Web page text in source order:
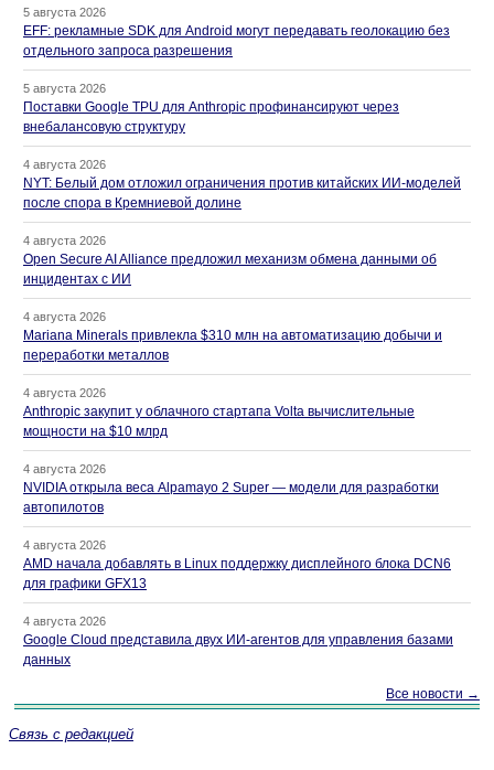
5 августа 2026
EFF: рекламные SDK для Android могут передавать геолокацию без
отдельного запроса разрешения
5 августа 2026
Поставки Google TPU для Anthropic профинансируют через
внебалансовую структуру
4 августа 2026
NYT: Белый дом отложил ограничения против китайских ИИ-моделей
после спора в Кремниевой долине
4 августа 2026
Open Secure AI Alliance предложил механизм обмена данными об
инцидентах с ИИ
4 августа 2026
Mariana Minerals привлекла $310 млн на автоматизацию добычи и
переработки металлов
4 августа 2026
Anthropic закупит у облачного стартапа Volta вычислительные
мощности на $10 млрд
4 августа 2026
NVIDIA открыла веса Alpamayo 2 Super — модели для разработки
автопилотов
4 августа 2026
AMD начала добавлять в Linux поддержку дисплейного блока DCN6
для графики GFX13
4 августа 2026
Google Cloud представила двух ИИ-агентов для управления базами
данных
Все новости →
Связь с редакцией